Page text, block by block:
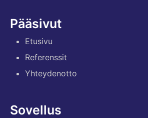
Pääsivut
Etusivu
Referenssit
Yhteydenotto
Sovellus